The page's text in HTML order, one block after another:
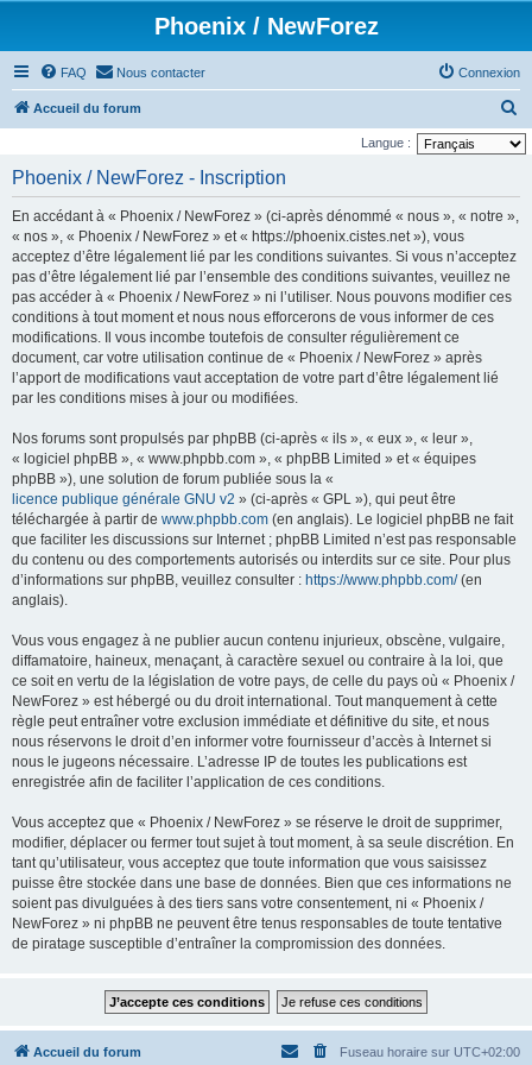
Phoenix / NewForez
FAQ Nous contacter Connexion
Accueil du forum
e
Langue :
Phoenix / NewForez - Inscription
En accédant à « Phoenix / NewForez » (ci-après dénommé « nous », « notre »,
« nos », « Phoenix / NewForez » et « https://phoenix.cistes.net »), vous
acceptez d’être légalement lié par les conditions suivantes. Si vous n’acceptez
pas d’être légalement lié par l’ensemble des conditions suivantes, veuillez ne
pas accéder à « Phoenix / NewForez » ni l’utiliser. Nous pouvons modifier ces
conditions à tout moment et nous nous efforcerons de vous informer de ces
modifications. Il vous incombe toutefois de consulter régulièrement ce
document, car votre utilisation continue de « Phoenix / NewForez » après
l’apport de modifications vaut acceptation de votre part d’être légalement lié
par les conditions mises à jour ou modifiées.
Nos forums sont propulsés par phpBB (ci-après « ils », « eux », « leur »,
« logiciel phpBB », « www.phpbb.com », « phpBB Limited » et « équipes
phpBB »), une solution de forum publiée sous la «
licence publique générale GNU v2 » (ci-après « GPL »), qui peut être
téléchargée à partir de www.phpbb.com (en anglais). Le logiciel phpBB ne fait
que faciliter les discussions sur Internet ; phpBB Limited n’est pas responsable
du contenu ou des comportements autorisés ou interdits sur ce site. Pour plus
d’informations sur phpBB, veuillez consulter : https://www.phpbb.com/(en
anglais).
Vous vous engagez à ne publier aucun contenu injurieux, obscène, vulgaire,
diffamatoire, haineux, menaçant, à caractère sexuel ou contraire à la loi, que
ce soit en vertu de la législation de votre pays, de celle du pays où « Phoenix /
NewForez » est hébergé ou du droit international. Tout manquement à cette
règle peut entraîner votre exclusion immédiate et définitive du site, et nous
nous réservons le droit d’en informer votre fournisseur d’accès à Internet si
nous le jugeons nécessaire. L’adresse IP de toutes les publications est
enregistrée afin de faciliter l’application de ces conditions.
Vous acceptez que « Phoenix / NewForez » se réserve le droit de supprimer,
modifier, déplacer ou fermer tout sujet à tout moment, à sa seule discrétion. En
tant qu’utilisateur, vous acceptez que toute information que vous saisissez
puisse être stockée dans une base de données. Bien que ces informations ne
soient pas divulguées à des tiers sans votre consentement, ni « Phoenix /
NewForez » ni phpBB ne peuvent être tenus responsables de toute tentative
de piratage susceptible d’entraîner la compromission des données.
Accueil du forum Fuseau horaire sur UTC+02:00